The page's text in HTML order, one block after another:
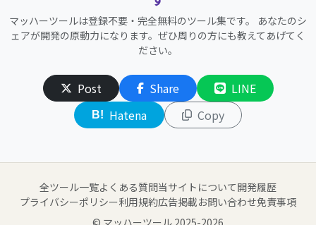
マッハーツールは登録不要・完全無料のツール集です。
あなたのシ
ェアが開発の原動力になります。ぜひ周りの方にも教えてあげてく
ださい。
Post Share LINE
B! Hatena Copy
全ツール一覧よくある質問当サイトについて開発履歴
プライバシーポリシー利用規約広告掲載お問い合わせ免責事項
© マッハーツール 2025-2026